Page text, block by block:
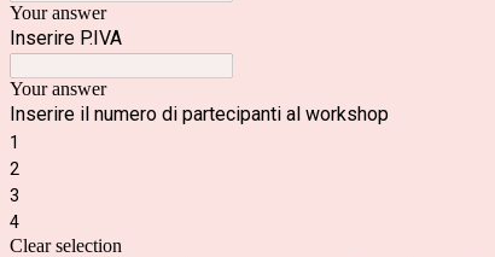
Your answer
Inserire P.IVA
Your answer
Inserire il numero di partecipanti al workshop
1
2
3
4
Clear selection